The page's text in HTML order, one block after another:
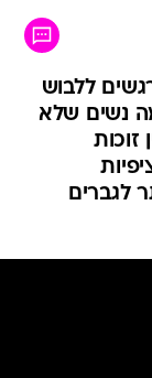
ללבוש
נשים שלא
זוכות
לגברים